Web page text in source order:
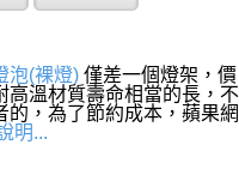
泡(裸燈) 僅差一個燈架，價
高溫材質壽命相當的長，不
，為了節約成本，蘋果網
明...